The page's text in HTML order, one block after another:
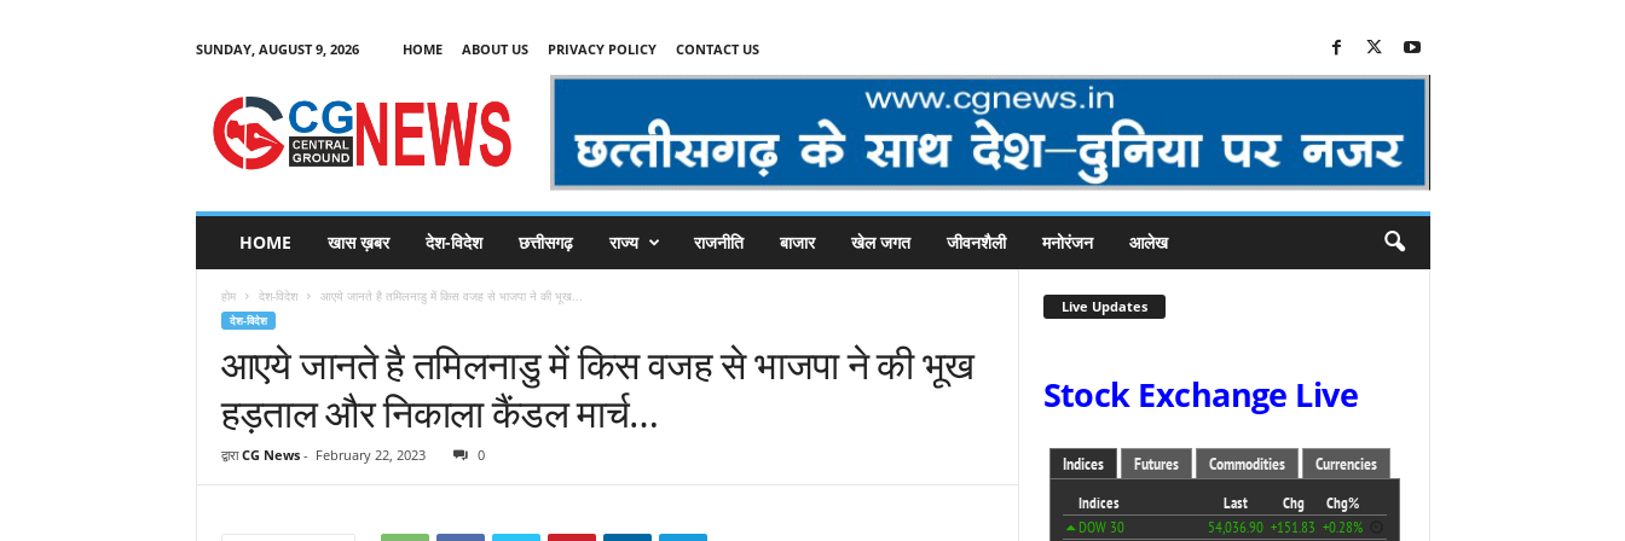
SUNDAY, AUGUST 9, 2026 HOME ABOUT US PRIVACY POLICY CONTACT US
C
HOME खास ख़बर देश-विदेश छत्तीसगढ़ राज्य राजनीति बाजार खेल जगत जीवनशैली मनोरंजन आलेख
होम देश-विदेश आएये जानते है तमिलनाडु में किस वजह से भाजपा ने की भूख...
देश-विदेश
आएये जानते है तमिलनाडु में किस वजह से भाजपा ने की भूख
हड़ताल और निकाला कैंडल मार्च…
द्वारा CG News- February 22, 2023 0
Live Updates
Stock Exchange Live